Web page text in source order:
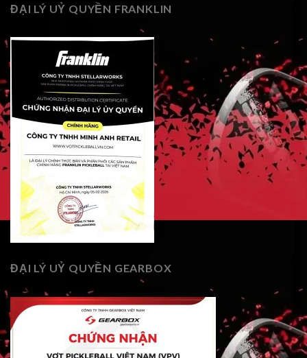
ĐẠI LÝ UỶ QUYỀN FRANKLIN
ĐẠI LÝ UỶ QUYỀN GEARBOX